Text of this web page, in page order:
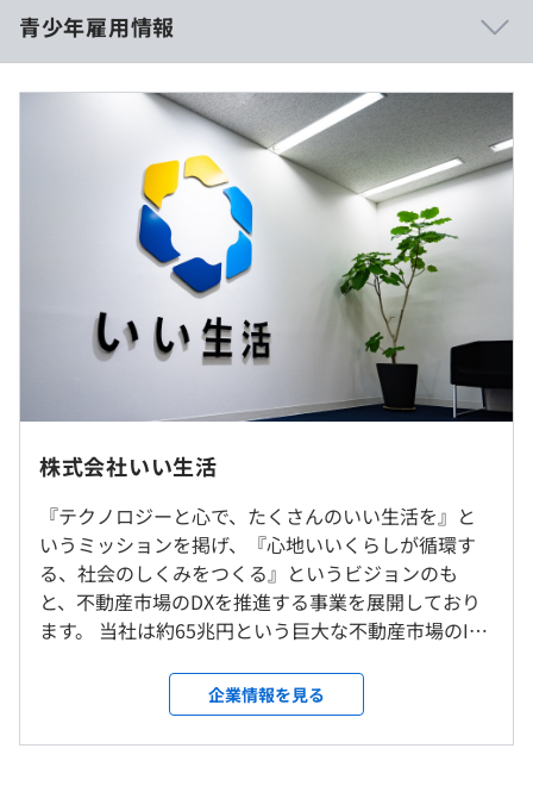
まで自社でおこなっています。
そのため、エンジニアもサービスの企画段階から携われる
環境があります。
市場からのフィードバックをもとにユーザーのニーズやマ
ーケットの変化を分析し、「なぜその仕様にするのか」
「それによりユーザーにどんな価値を提供できるのか」、
自らアイデアを出し合いサービスを創り、育てています。
▼フラットなコミュニケーション
エンジニアチームは総勢70名程度で、インフラ～サーバ
ーサイド～フロントエンド～UXデザイン部門まですべて
の部署が本社に集結、仕切りのないワンフロアで働いてい
CTOを含め組織の枠組みを超え、垣根なく意見交換するこ
とを大切に、ユニークな発想を尊重し、よりよいサービス
■いい生活Square
■いい生活 賃貸管理クラウド
■いい生活Home/Owner/Pay
■いい生活 売買クラウド
■いい生活ウェブサイト
■いい生活 賃貸クラウド
フルリモート・東京本社
屋内原則禁煙（喫煙専用室設置、喫煙可能区域での業務な
し）
1日1万円の日当を支給します。（５日間で５万円）
平日9：00～18：00
平均残業時間：残業はありません。
完全週休2日制（土日・祝日）
交通費/宿泊費について
・オンラインではなく出社される場合は、出社された日の
交通費を支給します。（但し、都内近郊のみ。事前にご確
認ください。）
・宿泊費はございません。
青少年雇用情報
過去３年間の新卒採用者数・離職者数
前年度 採用者数10人 離職者数1人
2年度前 採用者数16人 離職者数3人
3年度前 採用者数26人 離職者数10人
過去３年間の新卒採用者数の男女別人数
前年度 男性7人 女性3人
2年度前 男性12人 女性4人
3年度前 男性16人 女性10人
研修の有無及び内容
新入社員研修
ITSM研修
セキュリティ研修
パワーハラスメント防止研修
セクシャル・ハラスメント防止研修
インサイダー取引防止研修
株式会社いい生活
『テクノロジーと心で、たくさんのいい生活を』と
いうミッションを掲げ、『心地いいくらしが循環す
る、社会のしくみをつくる』というビジョンのも
と、不動産市場のDXを推進する事業を展開しており
ます。 当社は約65兆円という巨大な不動産市場のIT
スしたVertical SaaSを提供している上場企業です。
2000年にゴールドマンサックス出身のメンバー4人で
創業し、主に不動産市場で必要とされるシステムを
企業情報を見る